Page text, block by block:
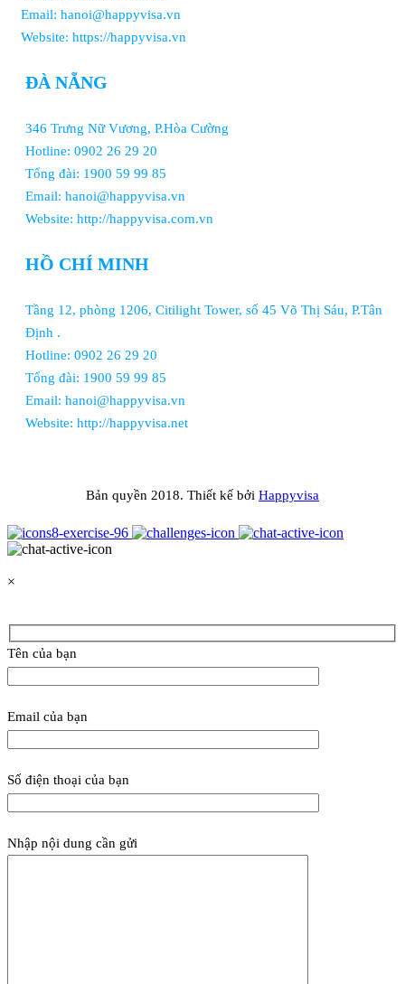
Email: hanoi@happyvisa.vn
Website: https://happyvisa.vn
ĐÀ NẴNG
346 Trưng Nữ Vương, P.Hòa Cường
Hotline: 0902 26 29 20
Tổng đài: 1900 59 99 85
Email: hanoi@happyvisa.vn
Website: http://happyvisa.com.vn
HỒ CHÍ MINH
Tầng 12, phòng 1206, Citilight Tower, số 45 Võ Thị Sáu, P.Tân
Định .
Hotline: 0902 26 29 20
Tổng đài: 1900 59 99 85
Email: hanoi@happyvisa.vn
Website: http://happyvisa.net
Bản quyền 2018. Thiết kế bởi Happyvisa
×
Tên của bạn
Email của bạn
Số điện thoại của bạn
Nhập nội dung cần gửi